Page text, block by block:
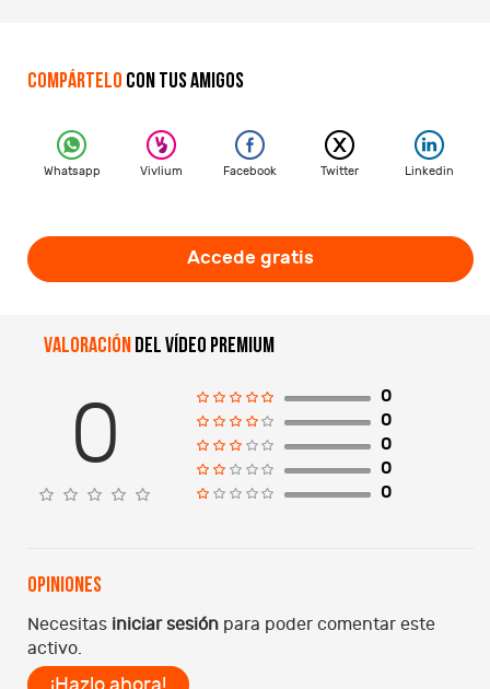
Compártelo con tus amigos
Whatsapp Vivlium Facebook Twitter Linkedin
Accede gratis
Valoración del vídeo premium
0
0
0
0
0
0
Opiniones
Necesitas iniciar sesión para poder comentar este
activo.